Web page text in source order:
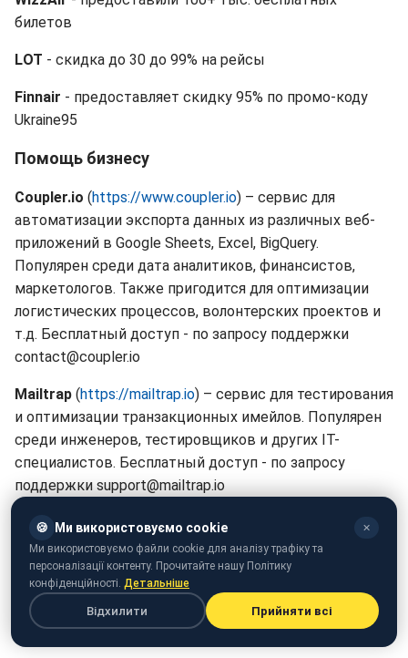
билетов
LOT - скидка до 30 до 99% на рейсы
Finnair - предоставляет скидку 95% по промо-коду
Ukraine95
Помощь бизнесу
Coupler.io (https://www.coupler.io) – сервис для
автоматизации экспорта данных из различных веб-
приложений в Google Sheets, Excel, BigQuery.
Популярен среди дата аналитиков, финансистов,
маркетологов. Также пригодится для оптимизации
логистических процессов, волонтерских проектов и
т.д. Бесплатный доступ - по запросу поддержки
contact@coupler.io
Mailtrap (https://mailtrap.io) – сервис для тестирования
и оптимизации транзакционных имейлов. Популярен
среди инженеров, тестировщиков и других IT-
специалистов. Бесплатный доступ - по запросу
поддержки support@mailtrap.io
Напомним, ранее мы разместили карту заправок, где
сейчас можно купить бензин.
Все оперативные и только проверенные новости без
российской пропаганды и фейков - в группах РБК-
Украина вTelegramиViber. Присоединяйся!
🍪 Ми використовуємо cookie ✕
Ми використовуємо файли cookie для аналізу трафіку та
персоналізації контенту. Прочитайте нашу Політику
конфіденційності. Детальніше
Відхилити Прийняти всі